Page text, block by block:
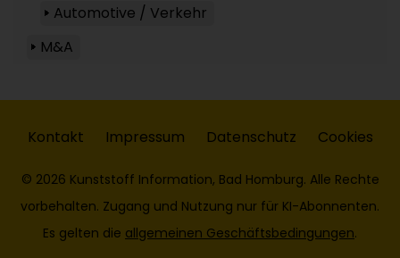
Automotive / Verkehr
M&A
Kontakt Impressum Datenschutz Cookies
© 2026 Kunststoff Information, Bad Homburg. Alle Rechte
vorbehalten. Zugang und Nutzung nur für KI-Abonnenten.
Es gelten die allgemeinen Geschäftsbedingungen.